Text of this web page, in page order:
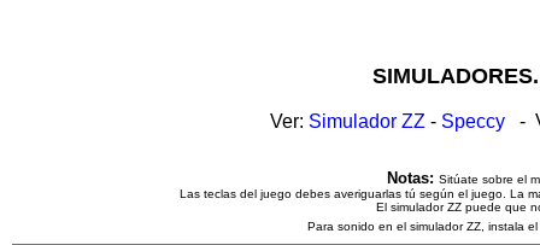
Ver: Simulador ZZ - Speccy -
Notas: Sitúate sobre el
Las teclas del juego debes averiguarlas tú según el juego. La
El simulador ZZ puede que
Para sonido en el simulador ZZ, instala